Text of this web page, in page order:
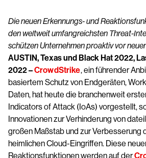
Die neuen Erkennungs- und
den weltweit umfangreichsten Threat-
schützen Unternehmen proaktiv vor
AUSTIN, Texas und Black Hat 2022,
2022 –CrowdStrike, ein führender
basiertem Schutz von Endgeräten,
Daten, hat heute die branchenweit
Indicators of Attack (IoAs) vorgestellt,
Innovationen zur Verhinderung von
großen Maßstab und zur Verbesserung
heimlichen Cloud-Eingriffen. Diese
Reaktionsfunktionen werden auf der